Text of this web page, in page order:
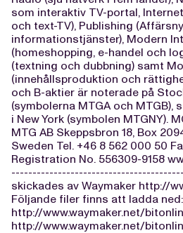
som interaktiv TV-portal,
och text-TV), Publishing
informationstjänster), Modern
(homeshopping, e-handel och
(textning och dubbning) samt
(innehållsproduktion och
och B-aktier är noterade på
(symbolerna MTGA och MTGB),
i New York (symbolen MTGNY).
MTG AB Skeppsbron 18, Box
Sweden Tel. +46 8 562 000 50
Registration No. 556309-9158
skickades av Waymaker http://
Följande filer finns att ladda ned:
http://www.waymaker.net/
http://www.waymaker.net/